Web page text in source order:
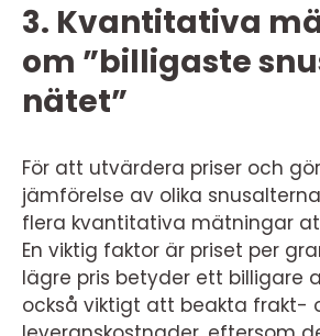
3. Kvantitativa
om ”billigaste
nätet”
För att utvärdera priser och
jämförelse av olika
flera kvantitativa mätningar
En viktig faktor är priset per
lägre pris betyder ett billigare
också viktigt att beakta frakt-